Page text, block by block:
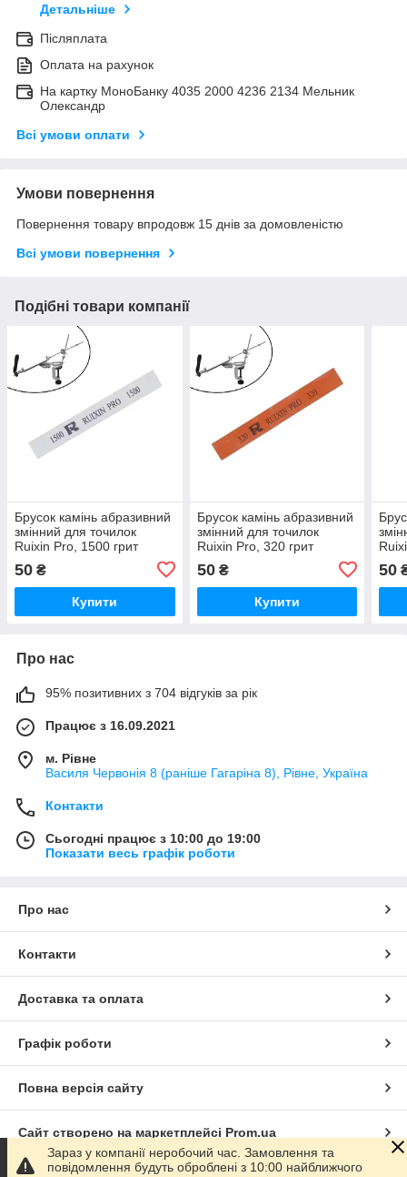
Детальніше
Післяплата
Оплата на рахунок
На картку МоноБанку 4035 2000 4236 2134 Мельник
Олександр
Всі умови оплати
Умови повернення
Повернення товару впродовж 15 днів за домовленістю
Всі умови повернення
Подібні товари компанії
Брусок камінь абразивний
змінний для точилок
Ruixin Pro, 1500 грит
50 ₴
Купити
Брусок камінь абразивний
змінний для точилок
Ruixin Pro, 320 грит
50₴
Купити
50
Про нас
95% позитивних з 704 відгуків за рік
Працює з 16.09.2021
м. Рівне
Василя Червонія 8 (раніше Гагаріна 8), Рівне, Україна
Контакти
Сьогодні працює з 10:00 до 19:00
Показати весь графік роботи
Про нас
Контакти
Доставка та оплата
Графік роботи
Повна версія сайту
Сайт створено на маркетплейсі Prom.ua
Зараз у компанії неробочий час. Замовлення та
повідомлення будуть оброблені з 10:00 найближчого